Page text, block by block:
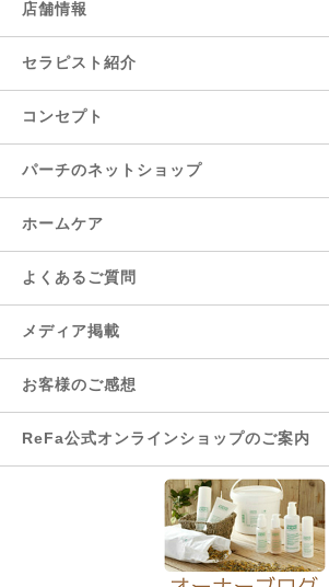
店舗情報
セラピスト紹介
コンセプト
パーチのネットショップ
ホームケア
よくあるご質問
メディア掲載
お客様のご感想
ReFa公式オンラインショップのご案内